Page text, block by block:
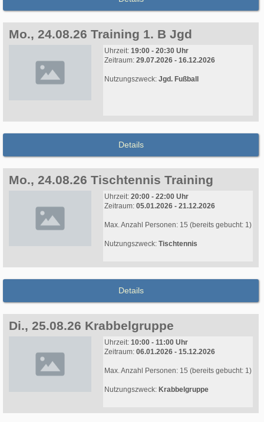
Mo., 24.08.26 Training 1. B Jgd
Uhrzeit: 19:00 - 20:30 Uhr
Zeitraum: 29.07.2026 - 16.12.2026
Nutzungszweck: Jgd. Fußball
Details
Mo., 24.08.26 Tischtennis Training
Uhrzeit: 20:00 - 22:00 Uhr
Zeitraum: 05.01.2026 - 21.12.2026
Max. Anzahl Personen: 15 (bereits gebucht: 1)
Nutzungszweck: Tischtennis
Details
Di., 25.08.26 Krabbelgruppe
Uhrzeit: 10:00 - 11:00 Uhr
Zeitraum: 06.01.2026 - 15.12.2026
Max. Anzahl Personen: 15 (bereits gebucht: 1)
Nutzungszweck: Krabbelgruppe